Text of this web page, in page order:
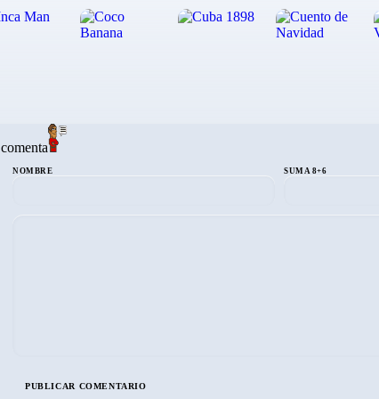
comenta
NOMBRE SUMA 8+6